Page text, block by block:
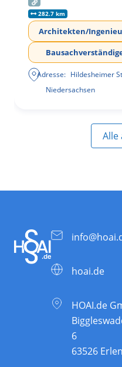
282.7 km
Architekten/
Adresse: Hildesheimer
Niedersachsen
Alle
hoai.de
HOAI.de
6
63526